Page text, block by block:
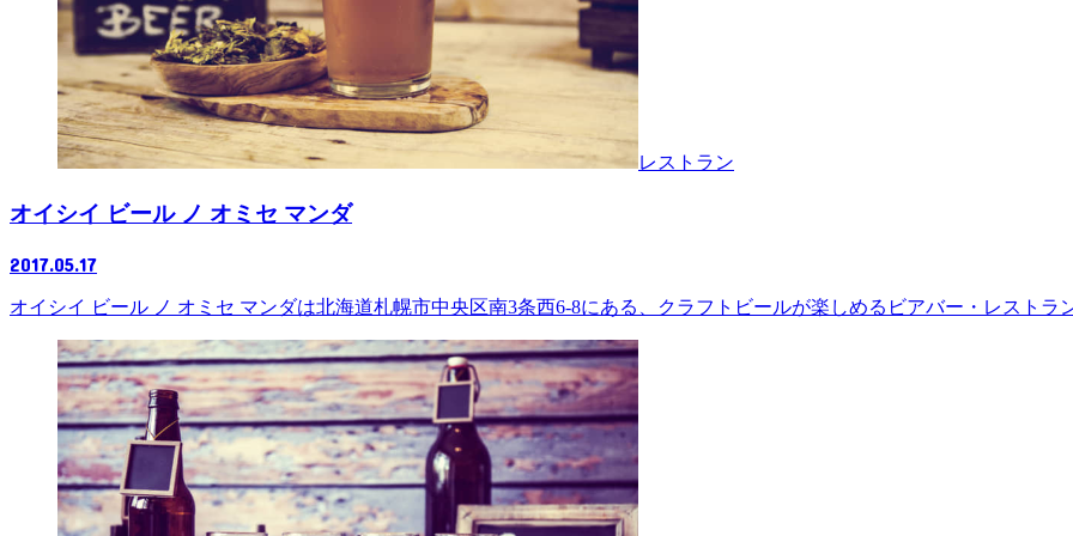
レストラン
オイシイ ビール ノ オミセ マンダ
2017.05.17
オイシイ ビール ノ オミセ マンダは北海道札幌市中央区南3条西6-8にある、クラフトビールが楽しめるビアバー・レストラ